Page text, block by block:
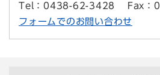
Tel：0438-62-3428
Fax：
フォームでのお問い合わせ